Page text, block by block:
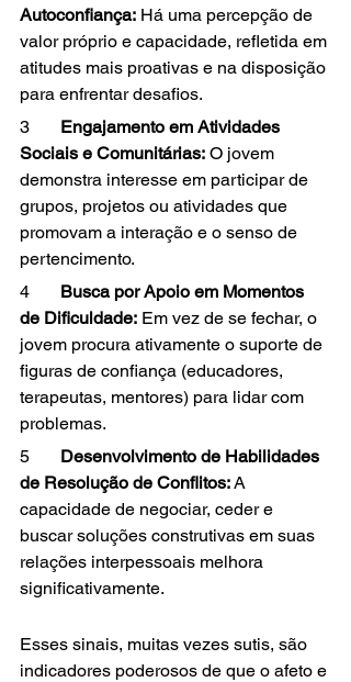
Autoconfiança: Há uma percepção de
valor próprio e capacidade, refletida em
atitudes mais proativas e na disposição
para enfrentar desafios.
3 Engajamento em Atividades
Sociais e Comunitárias: O jovem
demonstra interesse em participar de
grupos, projetos ou atividades que
promovam a interação e o senso de
pertencimento.
4 Busca por Apoio em Momentos
de Dificuldade: Em vez de se fechar, o
jovem procura ativamente o suporte de
figuras de confiança (educadores,
terapeutas, mentores) para lidar com
problemas.
5 Desenvolvimento de Habilidades
de Resolução de Conflitos: A
capacidade de negociar, ceder e
buscar soluções construtivas em suas
relações interpessoais melhora
significativamente.
Esses sinais, muitas vezes sutis, são
indicadores poderosos de que o afeto e